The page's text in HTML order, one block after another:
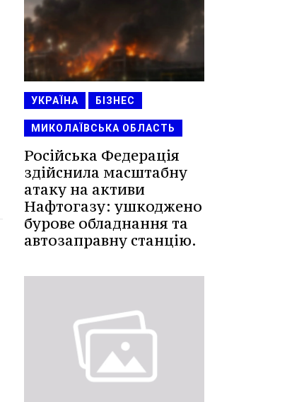
УКРАЇНА БІЗНЕС
МИКОЛАЇВСЬКА ОБЛАСТЬ
Російська Федерація
здійснила масштабну
атаку на активи
Нафтогазу: ушкоджено
бурове обладнання та
автозаправну станцію.